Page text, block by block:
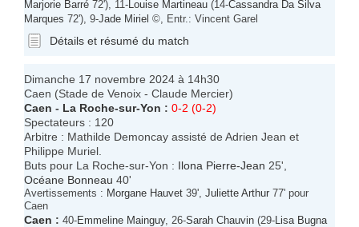
Marjorie Barré 72'), 11- Louise Martineau (14-Cassandra Da Silva
Marques 72'), 9-Jade Miriel ©, Entr.: Vincent Garel
Détails et résumé du match
Dimanche 17 novembre 2024 à 14h30
Caen (Stade de Venoix - Claude Mercier)
Caen - La Roche-sur-Yon : 0-2 (0-2)
Spectateurs : 120
Arbitre : Mathilde Demoncay assisté de Adrien Jean et
Philippe Muriel.
Buts pour La Roche-sur-Yon : Ilona Pierre-Jean 25',
Océane Bonneau 40'
Avertissements : Morgane Hauvet 39', Juliette Arthur 77' pour
Caen
Caen : 40-Emmeline Mainguy, 26-Sarah Chauvin (29- Lisa Bugna